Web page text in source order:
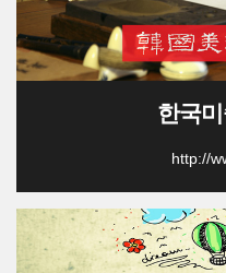
한국
http://